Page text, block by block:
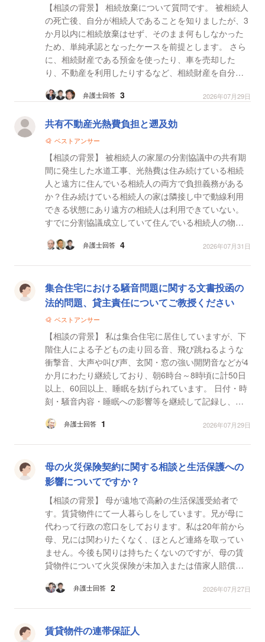
【相談の背景】 相続放棄について質問です。 被相続人
の死亡後、自分が相続人であることを知りましたが、3
か月以内に相続放棄はせず、そのまま何もしなかった
ため、単純承認となったケースを前提とします。 さら
に、相続財産である預金を使ったり、車を売却した
り、不動産を利用したりするなど、相続財産を自分の
弁護士回答 3 2026年07月29日
共有不動産光熱費負担と遡及効
ベストアンサー
【相談の背景】 被相続人の家屋の分割協議中の共有期
間に発生した水道工事、光熱費は住み続けている相続
人と遠方に住んでいる相続人の両方で負担義務がある
か？住み続けている相続人の家は隣接し中で動線利用
できる状態にあり遠方の相続人は利用できていない。
すでに分割協議成立していて住んでいる相続人の物と
に負担義...弁護士回答 4 2026年07月31日
集合住宅における騒音問題に関する文書投函の
法的問題、貸主責任についてご教授ください
ベストアンサー
【相談の背景】 私は集合住宅に居住していますが、下
階住人による子どもの走り回る音、飛び跳ねるような
衝撃音、大声や叫び声、玄関・窓の強い開閉音などが4
か月にわたり継続しており、朝6時台～8時頃に計50日
以上、60回以上、睡眠を妨げられています。 日付・時
刻・騒音内容・睡眠への影響等を継続して記録し、録
会...
弁護士回答 1 2026年07月29日
母の火災保険契約に関する相談と生活保護への
影響についてですか？
【相談の背景】 母が遠地で高齢の生活保護受給者で
す。賃貸物件にて一人暮らしをしています。兄が母に
代わって行政の窓口をしております。私は20年前から
母、兄には関わりたくなく、ほとんど連絡を取ってい
ません。今後も関りは持ちたくないのですが、母の賃
貸物件について火災保険が未加入または借家人賠償保
し死去した...
弁護士回答 2 2026年07月27日
賃貸物件の連帯保証人